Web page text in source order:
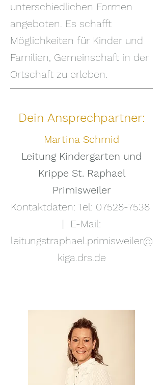
unterschiedlichen Formen
angeboten. Es schafft
Möglichkeiten für Kinder und
Familien, Gemeinschaft in der
Ortschaft zu erleben.
Dein Ansprechpartner:
Martina Schmid
Leitung Kindergarten und
Krippe St. Raphael
Primisweiler
Kontaktdaten: Tel: 07528-7538
| E-Mail:
leitungstraphael.primisweiler@
kiga.drs.de